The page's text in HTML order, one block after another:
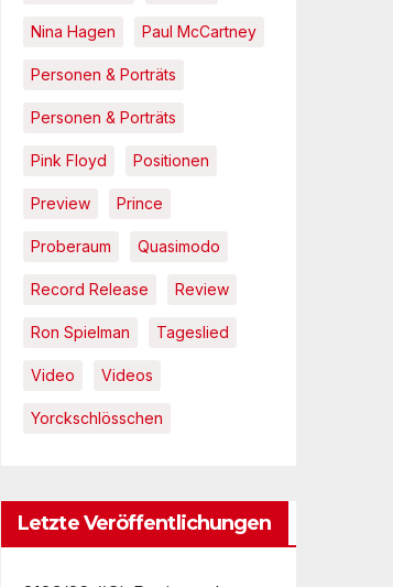
Nina Hagen Paul McCartney
Personen & Porträts
Personen & Porträts
Pink Floyd Positionen
Preview Prince
Proberaum Quasimodo
Record Release Review
Ron Spielman Tageslied
Video Videos
Yorckschlösschen
Letzte Veröffentlichungen